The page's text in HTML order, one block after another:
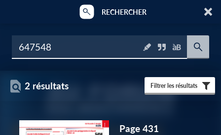
RECHERCHER
2 résultats Filtrer les résultats
Page 431